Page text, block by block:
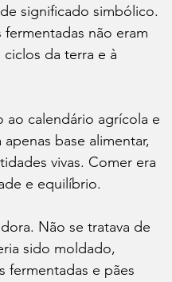
significado simbólico.
não eram
da terra e à
ao calendário agrícola e
base alimentar,
vivas. Comer era
e equilíbrio.
Não se tratava de
sido moldado,
fermentadas e pães